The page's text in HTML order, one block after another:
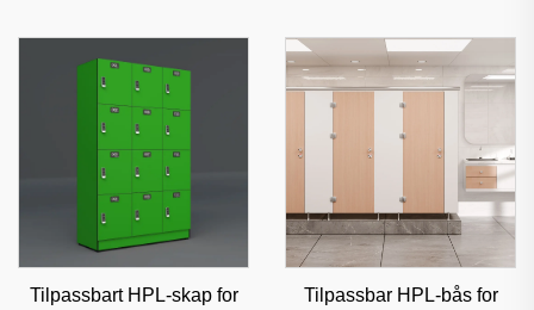
Tilpassbart HPL-skap for
Tilpassbar HPL-bås for